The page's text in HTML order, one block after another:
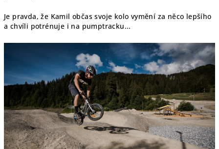
Je pravda, že Kamil občas svoje kolo vymění za něco lepšího
a chvíli potrénuje i na pumptracku...